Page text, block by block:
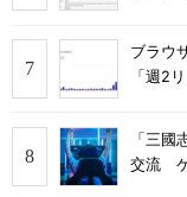
ブラウ
「週2
「三
交流 ゲ